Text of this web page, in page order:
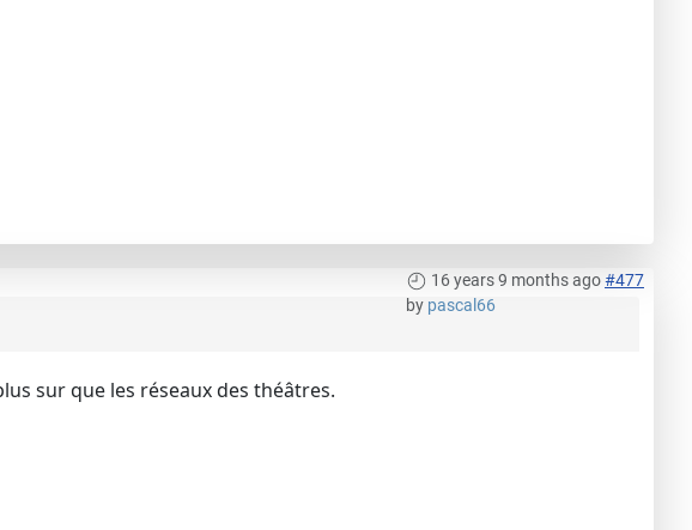
16 years 9 months ago#477
by pascal66
sur que les réseaux des théâtres.